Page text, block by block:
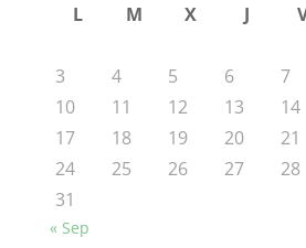
L M X J
3
4 5 6 7
10
11 12 13 14
17
18 19 20 21
24
25 26 27 28
31
« Sep